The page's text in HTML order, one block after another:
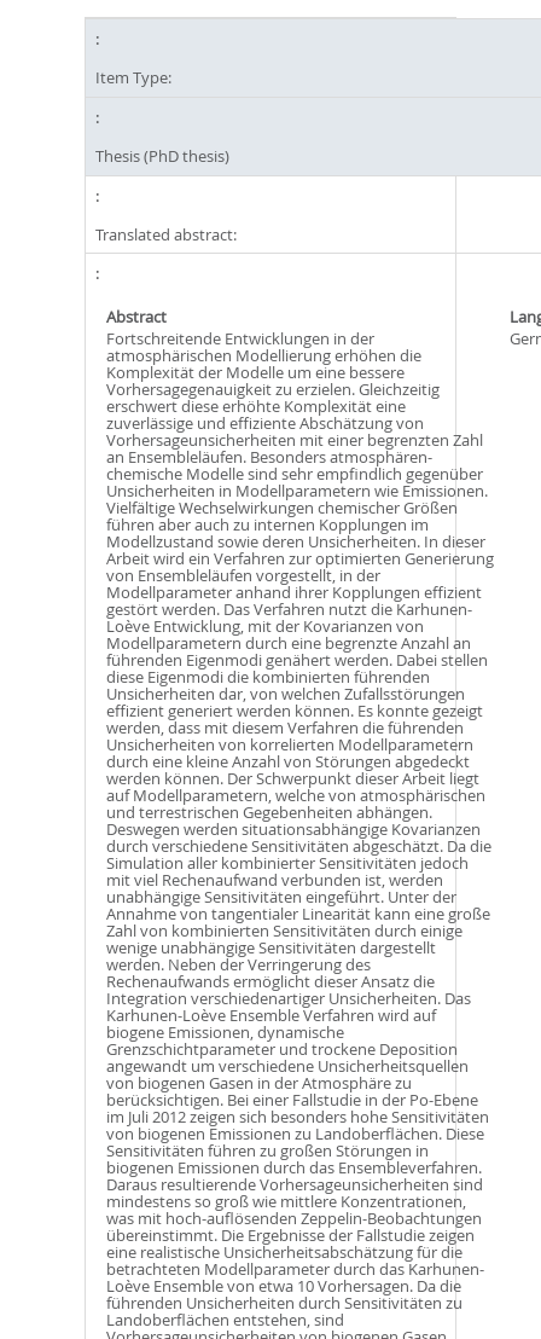
Item Type:
Thesis (PhD thesis)
Translated abstract:
Abstract
Fortschreitende Entwicklungen in der
atmosphärischen Modellierung erhöhen die
Komplexität der Modelle um eine bessere
Vorhersagegenauigkeit zu erzielen. Gleichzeitig
erschwert diese erhöhte Komplexität eine
zuverlässige und effiziente Abschätzung von
Vorhersageunsicherheiten mit einer begrenzten Zahl
an Ensembleläufen. Besonders atmosphären-
chemische Modelle sind sehr empfindlich gegenüber
Unsicherheiten in Modellparametern wie Emissionen.
Vielfältige Wechselwirkungen chemischer Größen
führen aber auch zu internen Kopplungen im
Modellzustand sowie deren Unsicherheiten. In dieser
Arbeit wird ein Verfahren zur optimierten Generierung
von Ensembleläufen vorgestellt, in der
Modellparameter anhand ihrer Kopplungen effizient
gestört werden. Das Verfahren nutzt die Karhunen-
Loève Entwicklung, mit der Kovarianzen von
Modellparametern durch eine begrenzte Anzahl an
führenden Eigenmodi genähert werden. Dabei stellen
diese Eigenmodi die kombinierten führenden
Unsicherheiten dar, von welchen Zufallsstörungen
effizient generiert werden können. Es konnte gezeigt
werden, dass mit diesem Verfahren die führenden
Unsicherheiten von korrelierten Modellparametern
durch eine kleine Anzahl von Störungen abgedeckt
werden können. Der Schwerpunkt dieser Arbeit liegt
auf Modellparametern, welche von atmosphärischen
und terrestrischen Gegebenheiten abhängen.
Deswegen werden situationsabhängige Kovarianzen
durch verschiedene Sensitivitäten abgeschätzt. Da die
Simulation aller kombinierter Sensitivitäten jedoch
mit viel Rechenaufwand verbunden ist, werden
unabhängige Sensitivitäten eingeführt. Unter der
Annahme von tangentialer Linearität kann eine große
Zahl von kombinierten Sensitivitäten durch einige
wenige unabhängige Sensitivitäten dargestellt
werden. Neben der Verringerung des
Rechenaufwands ermöglicht dieser Ansatz die
Integration verschiedenartiger Unsicherheiten. Das
Karhunen-Loève Ensemble Verfahren wird auf
biogene Emissionen, dynamische
Grenzschichtparameter und trockene Deposition
angewandt um verschiedene Unsicherheitsquellen
von biogenen Gasen in der Atmosphäre zu
berücksichtigen. Bei einer Fallstudie in der Po-Ebene
im Juli 2012 zeigen sich besonders hohe Sensitivitäten
von biogenen Emissionen zu Landoberflächen. Diese
Sensitivitäten führen zu großen Störungen in
biogenen Emissionen durch das Ensembleverfahren.
Daraus resultierende Vorhersageunsicherheiten sind
mindestens so groß wie mittlere Konzentrationen,
was mit hoch-auflösenden Zeppelin-Beobachtungen
übereinstimmt. Die Ergebnisse der Fallstudie zeigen
eine realistische Unsicherheitsabschätzung für die
betrachteten Modellparameter durch das Karhunen-
Loève Ensemble von etwa 10 Vorhersagen. Da die
führenden Unsicherheiten durch Sensitivitäten zu
Landoberflächen entstehen, sind